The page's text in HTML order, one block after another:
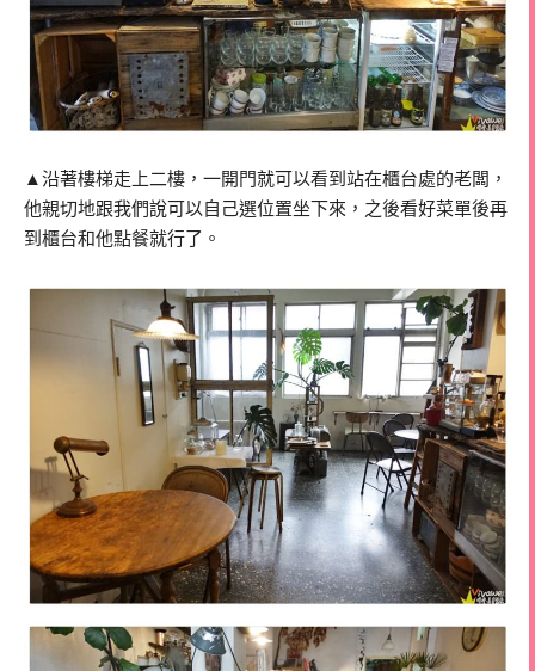
▲沿著樓梯走上二樓，一開門就可以看到站在櫃台處的老闆，
他親切地跟我們說可以自己選位置坐下來，之後看好菜單後再
到櫃台和他點餐就行了。